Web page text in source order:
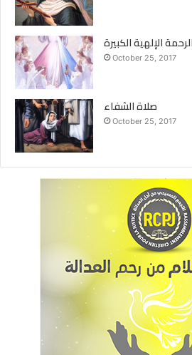
الإلهية الكبيرة
October 25, 2017
صلاة الشفاء
October 25, 2017